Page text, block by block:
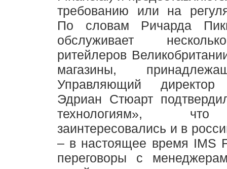
требованию или на
По словам Ричарда
обслуживает
ритейлеров
магазины,
Управляющий
Эдриан Стюарт
технологиям»,
заинтересовались и в
– в настоящее время IMS
переговоры с